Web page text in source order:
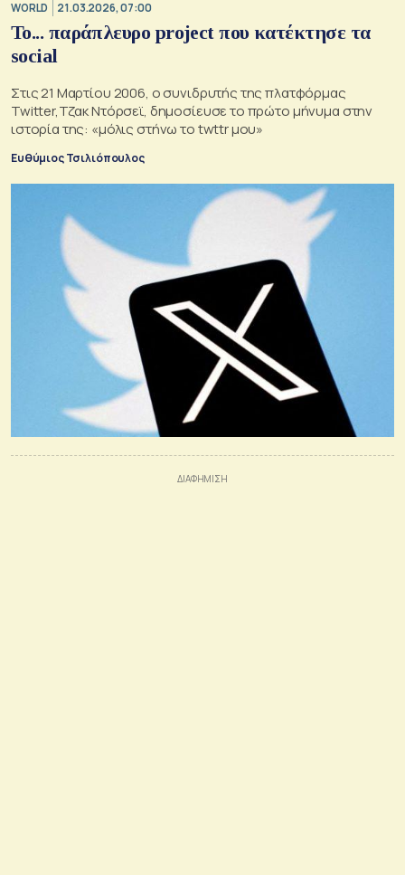
WORLD 21.03.2026, 07:00
Το... παράπλευρο project που κατέκτησε τα
social
Στις 21 Μαρτίου 2006, ο συνιδρυτής της πλατφόρμας
Twitter,Τζακ Ντόρσεϊ, δημοσίευσε το πρώτο μήνυμα στην
ιστορία της: «μόλις στήνω το twttr μου»
Ευθύμιος Τσιλιόπουλος